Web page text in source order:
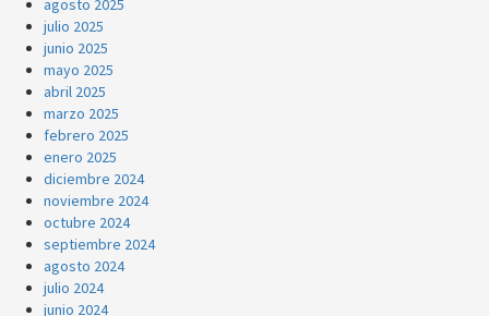
agosto 2025
julio 2025
junio 2025
mayo 2025
abril 2025
marzo 2025
febrero 2025
enero 2025
diciembre 2024
noviembre 2024
octubre 2024
septiembre 2024
agosto 2024
julio 2024
junio 2024